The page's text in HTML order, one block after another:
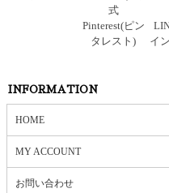
INFORMATION
HOME
MY ACCOUNT
お問い合わせ